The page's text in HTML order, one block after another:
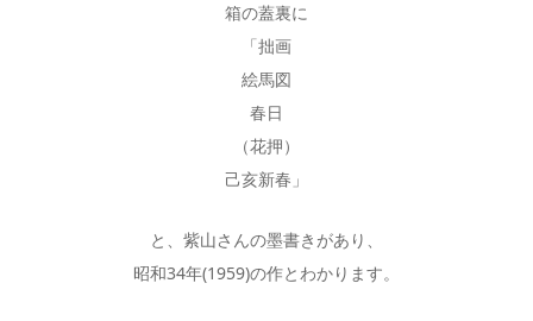
箱の蓋裏に
「拙画
絵馬図
春日
（花押）
己亥新春」
と、紫山さんの墨書きがあり、
昭和34年(1959)の作とわかります。